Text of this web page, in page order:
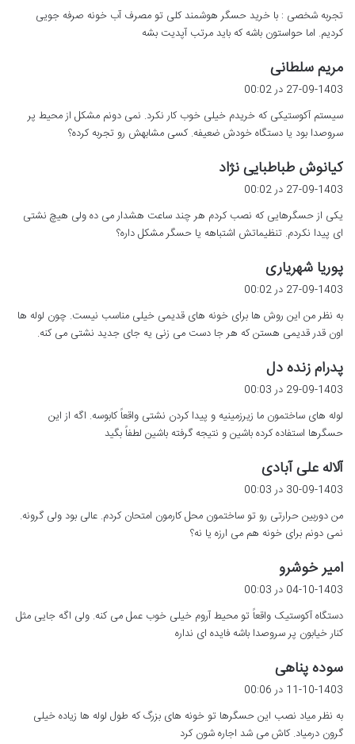
تجربه شخصی : با خرید حسگر هوشمند کلی تو مصرف آب خونه صرفه جویی
کردیم. اما حواستون باشه که باید مرتب آپدیت بشه
مریم سلطانی
ف
27-09-1403 در 00:02
سیستم آکوستیکی که خریدم خیلی خوب کار نکرد. نمی دونم مشکل از محیط پر
سروصدا بود یا دستگاه خودش ضعیفه. کسی مشابهش رو تجربه کرده؟
کیانوش طباطبایی نژاد
:
27-09-1403 در 00:02
یکی از حسگرهایی که نصب کردم هر چند ساعت هشدار می ده ولی هیچ نشتی
ای پیدا نکردم. تنظیماتش اشتباهه یا حسگر مشکل داره؟
پوریا شهریاری
ف
:
27-09-1403 در 00:02
به نظر من این روش ها برای خونه های قدیمی خیلی مناسب نیست. چون لوله ها
اون قدر قدیمی هستن که هر جا دست می زنی یه جای جدید نشتی می کنه.
پدرام زنده دل
ف
29-09-1403 در 00:03
لوله های ساختمون ما زیرزمینیه و پیدا کردن نشتی واقعاً کابوسه. اگه از این
حسگرها استفاده کرده باشین و نتیجه گرفته باشین لطفاً بگید
آلاله علی آبادی
ف
:
30-09-1403 در 00:03
من دوربین حرارتی رو تو ساختمون محل کارمون امتحان کردم. عالی بود ولی گرونه.
نمی دونم برای خونه هم می ارزه یا نه؟
امیر خوشرو
ت
:
04-10-1403 در 00:03
دستگاه آکوستیک واقعاً تو محیط آروم خیلی خوب عمل می کنه. ولی اگه جایی مثل
کنار خیابون پر سروصدا باشه فایده ای نداره
سوده پناهی
ت
11-10-1403 در 00:06
به نظر میاد نصب این حسگرها تو خونه های بزرگ که طول لوله ها زیاده خیلی
گرون درمیاد. کاش می شد اجاره شون کرد